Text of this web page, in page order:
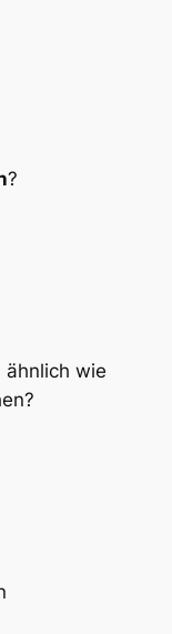
?
ähnlich wie